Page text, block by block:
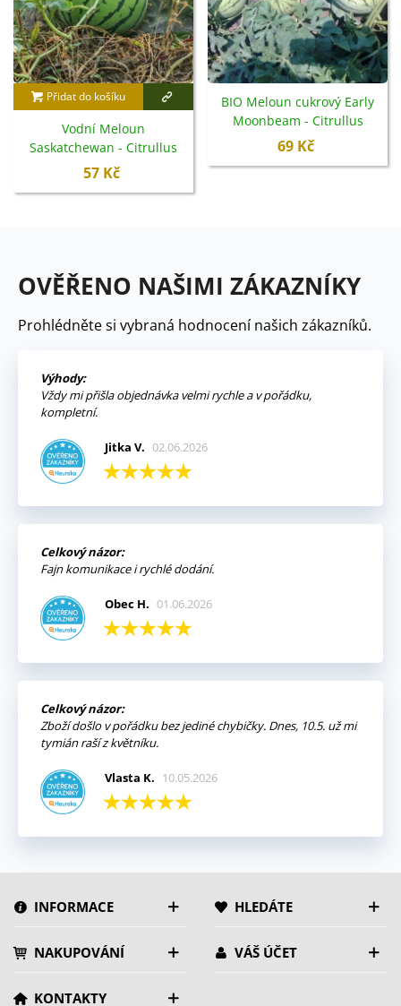
Přidat do košíku
Vodní Meloun
Saskatchewan - Citrullus
lanatus - semena - 6 ks
57 Kč
BIO Meloun cukrový Early
Moonbeam - Citrullus
lanatus - bio semena - 6 ks
69 Kč
OVĚŘENO NAŠIMI ZÁKAZNÍKY
Prohlédněte si vybraná hodnocení našich zákazníků.
Výhody:
Vždy mi přišla objednávka velmi rychle a v pořádku,
kompletní.
Jitka V. 02.06.2026
Celkový názor:
Fajn komunikace i rychlé dodání.
Obec H. 01.06.2026
Celkový názor:
Zboží došlo v pořádku bez jediné chybičky. Dnes, 10.5. už mi
tymián raší z květníku.
Vlasta K. 10.05.2026
INFORMACE HLEDÁTE
NAKUPOVÁNÍ VÁŠ ÚČET
KONTAKTY